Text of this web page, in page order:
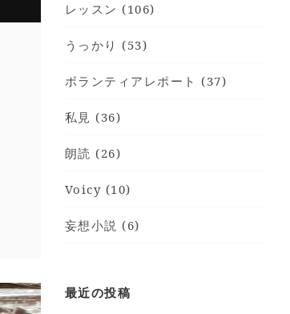
レッスン (106)
うっかり (53)
ボランティアレポート (37)
私見 (36)
朗読 (26)
Voicy (10)
妄想小説 (6)
最近の投稿